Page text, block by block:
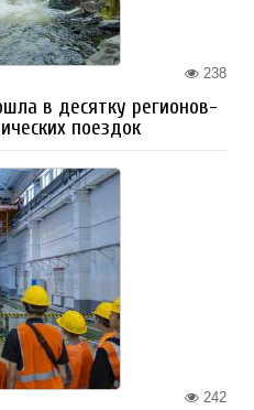
238
в десятку регионов-
поездок
242